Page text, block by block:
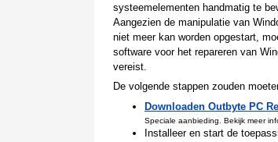
systeemelementen handmatig te
Aangezien de manipulatie van
niet meer kan worden opgestart,
software voor het repareren van
vereist.
De volgende stappen zouden
Downloaden Outbyte PC
Speciale aanbieding. Bekijk meer
Installeer en start de